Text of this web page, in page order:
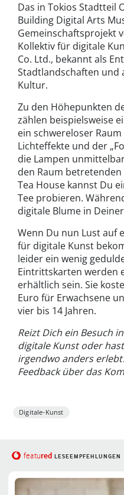
Das in Tokios Stadtteil
Building Digital Arts
Gemeinschaftsprojekt
Kollektiv für digitale
Co. Ltd., bekannt als
Stadtlandschaften und
Kultur.
Zu den Höhepunkten
zählen beispielsweise
ein schwereloser
Lichteffekte und der
die Lampen
den Raum
Tea House kannst Du
Tee probieren.
digitale Blume in
Wenn Du nun Lust auf
für digitale Kunst
leider ein wenig
Eintrittskarten werden
erhältlich sein. Sie
Euro für Erwachsene
vier bis 14 Jahren.
Reizt Dich ein Besuch
digitale Kunst oder
irgendwo anders
Feedback über das
Digitale-Kunst
featured LESEEMPFEHLUNGEN